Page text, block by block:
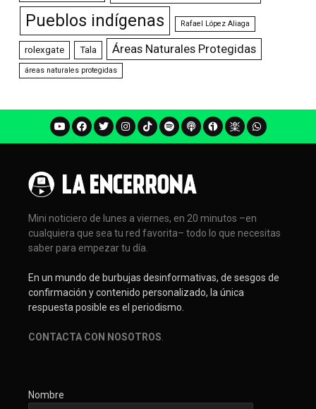
Pueblos indígenas Rafael López Aliaga
rolexgate Tala Áreas Naturales Protegidas
áreas naturales protegidas
Mini noticiero de lunes a viernes, en 20 minutos –en
cualquiera que sea tu red favorita– todo lo que necesitas
saber para empezar tu día.
En un mundo de burbujas desinformativas, de sesgos de
confirmación y contenido personalizado, la única
respuesta posible es el periodismo.
CONTACTA CON NOSOTROS
Nombre